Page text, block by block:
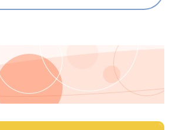
じ